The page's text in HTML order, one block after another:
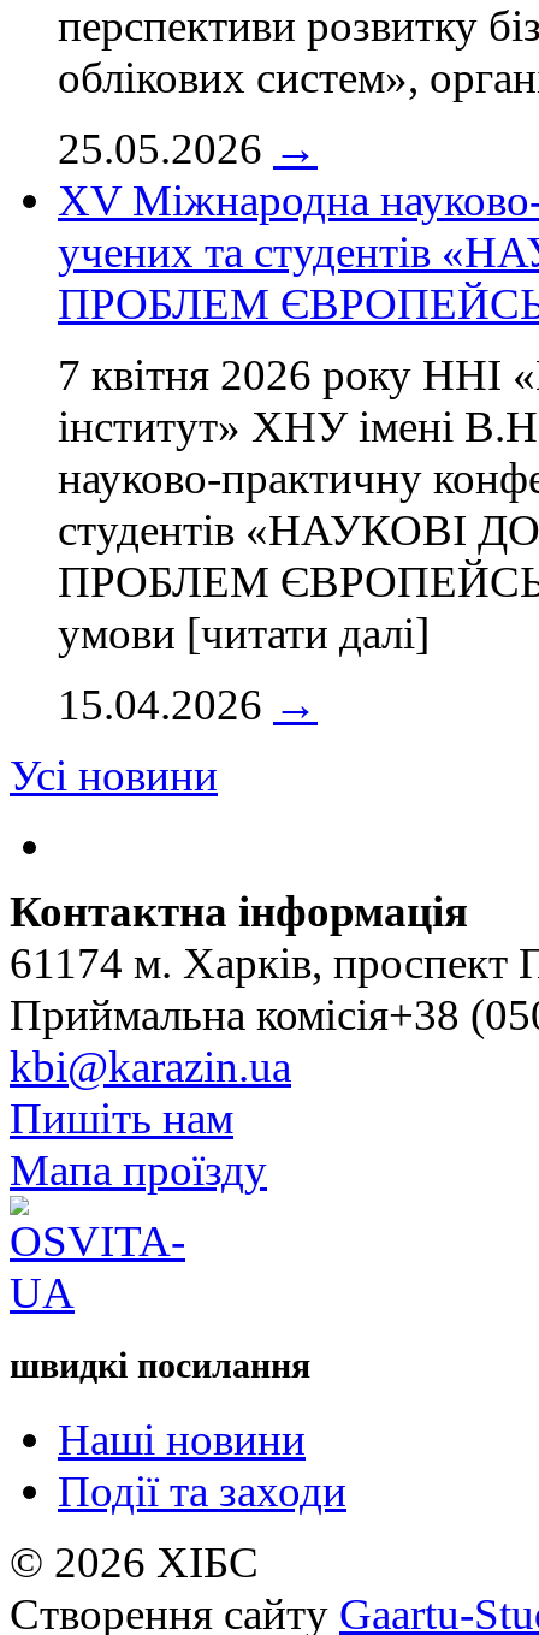
перспективи розвитку
облікових систем»,
25.05.2026 →
ХV Міжнародна
учених та студентів
ПРОБЛЕМ
7 квітня 2026 року ННІ
інститут» ХНУ імені
науково-практичну
студентів «НАУКОВІ
ПРОБЛЕМ
умови [читати далі]
15.04.2026 →
Усі новини
Контактна інформація
61174 м. Харків, проспект
Приймальна комісія+38
kbi@karazin.ua
Пишіть нам
Мапа проїзду
швидкі посилання
Наші новини
Події та заходи
© 2026 ХІБС
Створення сайту Gaartu-